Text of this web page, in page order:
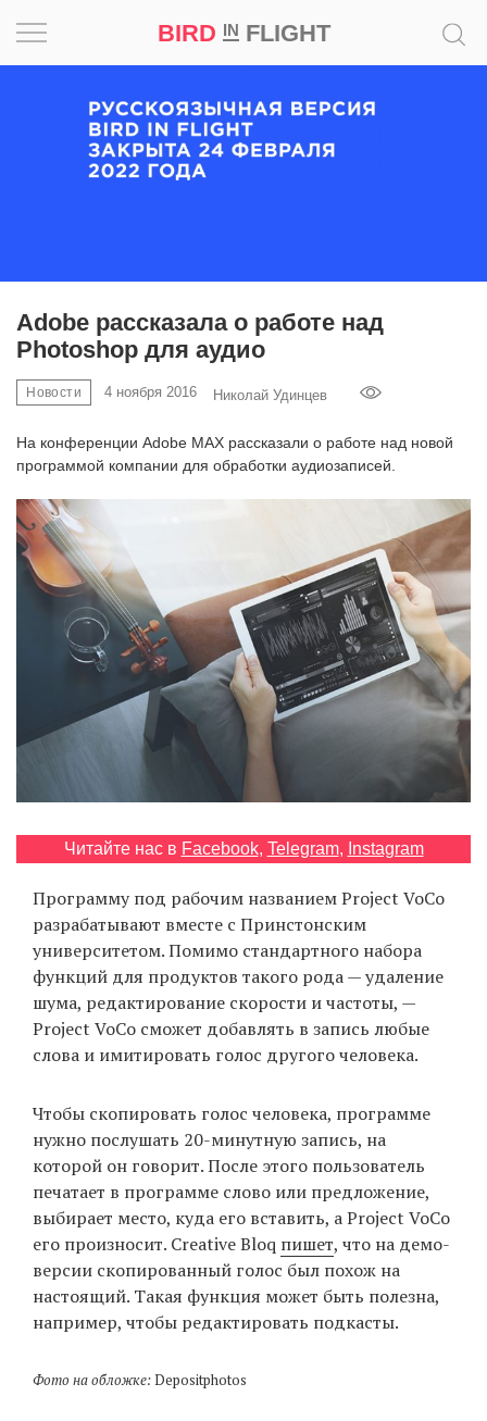
BIRD INFLIGHT
EN
UA
Adobe рассказала о работе над
Photoshop для аудио
Новости 4 ноября 2016 Николай Удинцев
На конференции Adobe MAX рассказали о работе над новой
программой компании для обработки аудиозаписей.
Читайте нас в Facebook, Telegram, Instagram
Программу под рабочим названием Project VoCo
разрабатывают вместе с Принстонским
университетом. Помимо стандартного набора
функций для продуктов такого рода — удаление
шума, редактирование скорости и частоты, —
Project VoCo сможет добавлять в запись любые
слова и имитировать голос другого человека.
Чтобы скопировать голос человека, программе
нужно послушать 20-минутную запись, на
которой он говорит. После этого пользователь
печатает в программе слово или предложение,
выбирает место, куда его вставить, а Project VoCo
его произносит. Creative Bloq пишет, что на демо-
версии скопированный голос был похож на
настоящий. Такая функция может быть полезна,
например, чтобы редактировать подкасты.
Фото на обложке:Depositphotos